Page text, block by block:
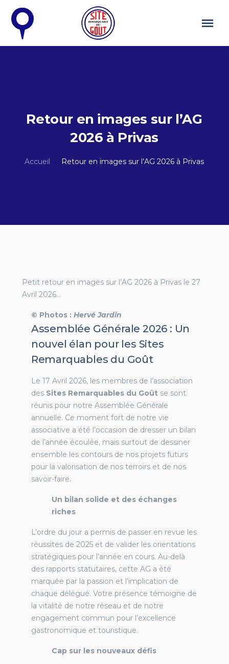
Retour en images sur l’AG
2026 à Privas
Accueil Retour en images sur l’AG 2026 à Privas
Petit retour en images sur l’AG 2026 à Privas le 27
Avril 2026…
© Photos : Hervé Jardin
Assemblée Générale 2026 : Un
nouvel élan pour les Sites
Remarquables du Goût
Le 17 Avril 2026, les membres de l’association
des Sites Remarquables du Goûtse sont
réunis pour notre Assemblée Générale
annuelle. Ce moment fort de notre vie
associative a été l’occasion de dresser un bilan
de l’année écoulée, mais surtout de dessiner
ensemble les contours de nos projets futurs
pour la valorisation de nos terroirs et de nos
savoir-faire.
Un bilan solide et des échanges
riches
L’ordre du jour a permis de passer en revue les
réussites de 2025 et de valider les orientations
stratégiques pour l’année en cours. Au-delà
des rapports statutaires, cette AG a été
marquée par la passion et l’implication de
chaque délégué. Votre présence témoigne de
la vitalité de notre réseau et de notre
engagement commun pour l’excellence
gastronomique et touristique.
Cap sur les nouveaux défis